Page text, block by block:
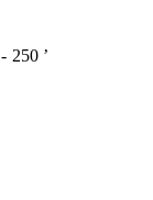
- 250 ʼ